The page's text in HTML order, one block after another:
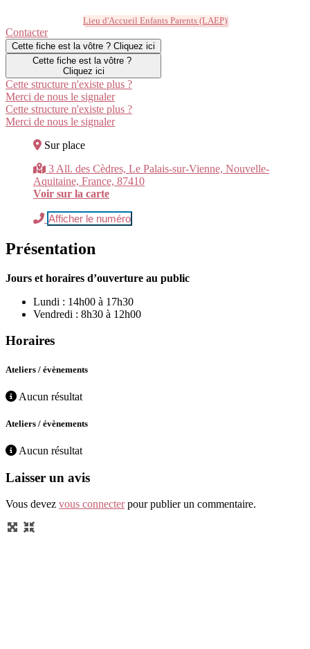
Lieu d'Accueil Enfants Parents (LAEP)
Contacter
Cette fiche est la vôtre ? Cliquez ici
Cette fiche est la vôtre ?
Cliquez ici
Cette structure n'existe plus ?
Merci de nous le signaler
Cette structure n'existe plus ?
Merci de nous le signaler
Sur place
3 All. des Cèdres, Le Palais-sur-Vienne, Nouvelle-
Aquitaine, France, 87410
Voir sur la carte
Afficher le numéro
Présentation
Jours et horaires d’ouverture au public
Lundi : 14h00 à 17h30
Vendredi : 8h30 à 12h00
Horaires
Ateliers / évènements
Aucun résultat
Ateliers / évènements
Aucun résultat
Laisser un avis
Vous devez vous connecterpour publier un commentaire.